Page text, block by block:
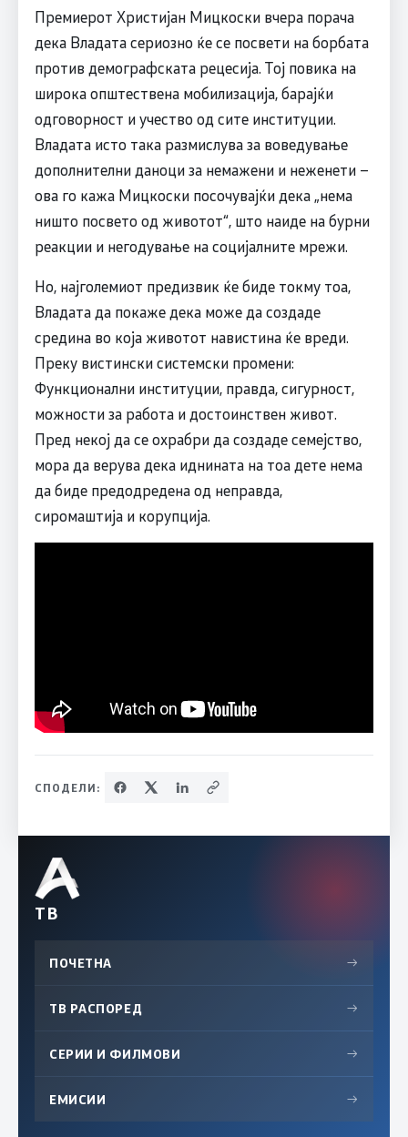
Премиерот Христијан Мицкоски вчера порача
дека Владата сериозно ќе се посвети на борбата
против демографската рецесија. Тој повика на
широка општествена мобилизација, барајќи
одговорност и учество од сите институции.
Владата исто така размислува за воведување
дополнителни даноци за немажени и неженети –
ова го кажа Мицкоски посочувајќи дека „нема
ништо посвето од животот“, што наиде на бурни
реакции и негодување на социјалните мрежи.
Но, најголемиот предизвик ќе биде токму тоа,
Владата да покаже дека може да создаде
средина во која животот навистина ќе вреди.
Преку вистински системски промени:
Функционални институции, правда, сигурност,
можности за работа и достоинствен живот.
Пред некој да се охрабри да создаде семејство,
мора да верува дека иднината на тоа дете нема
да биде предодредена од неправда,
сиромаштија и корупција.
СПОДЕЛИ:
ТВ
ПОЧЕТНА →
ТВ РАСПОРЕД →
СЕРИИ И ФИЛМОВИ →
ЕМИСИИ →